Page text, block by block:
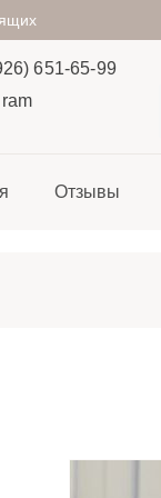
651-65-99
Отзывы